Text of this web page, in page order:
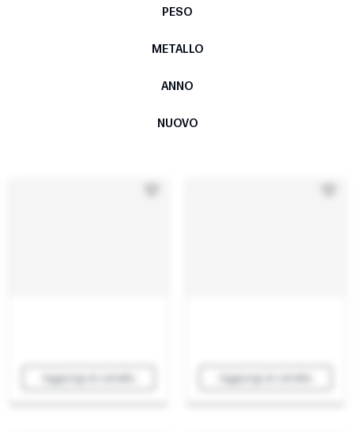
PESO
METALLO
ANNO
NUOVO
Aggiungi al carrello Aggiungi al carrello